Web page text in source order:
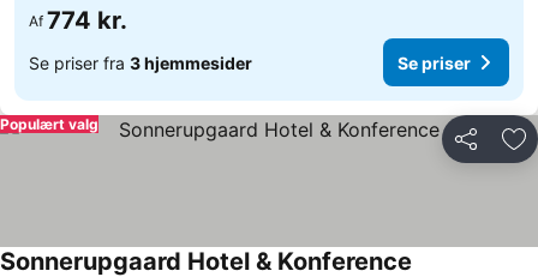
Af 774 kr.
Se priser fra 3 hjemmesider Se priser
Del
Populært valg
Sonnerupgaard Hotel & Konference